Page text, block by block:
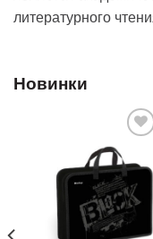
литературного
Новинки
Добавить
в список
желаний